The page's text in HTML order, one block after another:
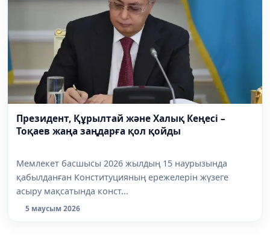
Президент, Құрылтай және Халық Кеңесі –
Тоқаев жаңа заңдарға қол қойды
Мемлекет басшысы 2026 жылдың 15 наурызында
қабылданған Конституцияның ережелерін жүзеге
асыру мақсатында конст...
5 маусым 2026